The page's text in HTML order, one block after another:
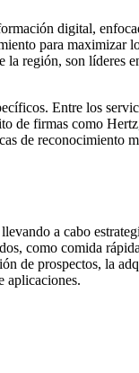
digital,
para maximizar
región, son
Entre los
de firmas como
de reconocimiento
a cabo
como comida
de prospectos, la
aplicaciones.